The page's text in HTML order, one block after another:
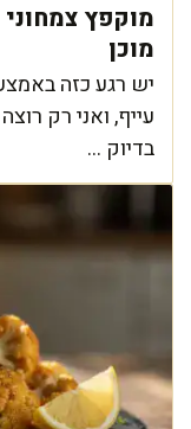
מוכן
יש רגע כזה
עייף, ואני רק
בדיוק ...